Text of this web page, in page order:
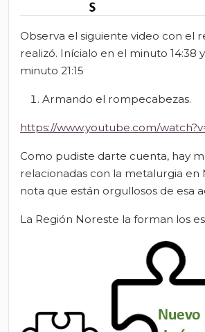
Observa el siguiente video con el
realizó. Inícialo en el minuto 14:38
minuto 21:15
Armando el rompecabezas.
https://www.youtube.com/
Como pudiste darte cuenta, hay
relacionadas con la metalurgia en
nota que están orgullosos de esa
La Región Noreste la forman los